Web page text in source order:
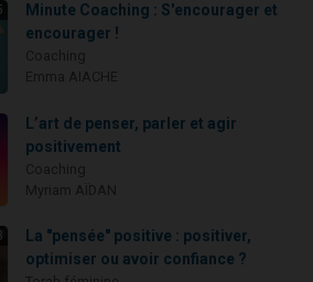
Minute Coaching : S'encourager et
encourager !
L’art de penser, parler et agir
positivement
La "pensée" positive : positiver,
optimiser ou avoir confiance ?